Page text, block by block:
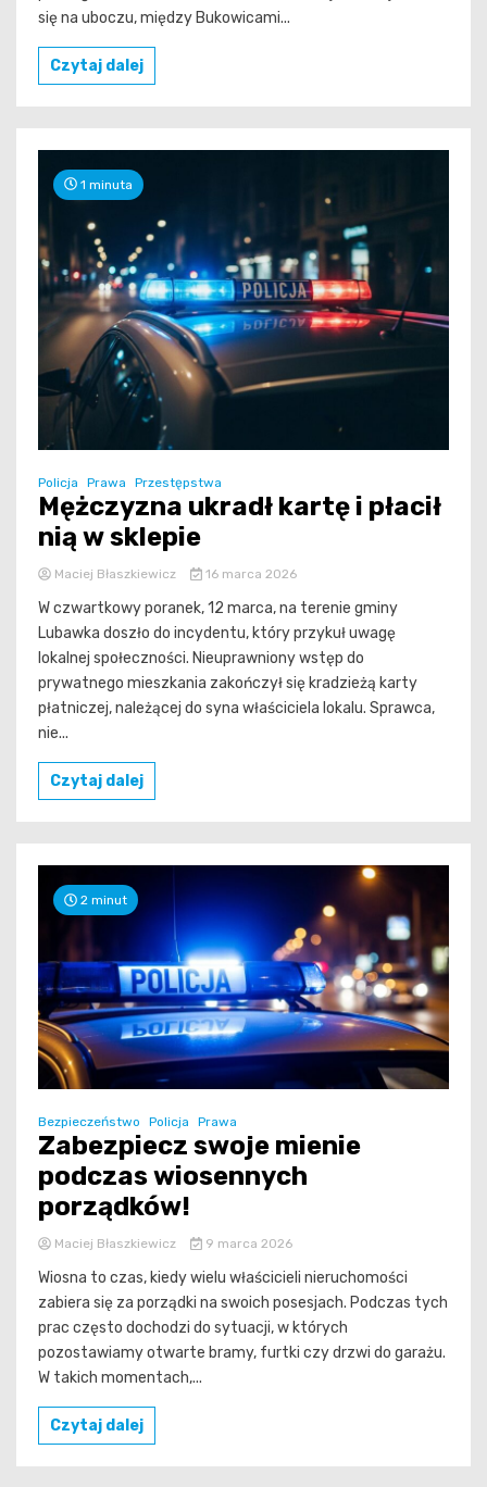
się na uboczu, między Bukowicami...
Czytaj dalej
1 minuta
Policja Prawa Przestępstwa
Mężczyzna ukradł kartę i płacił
nią w sklepie
Maciej Błaszkiewicz 16 marca 2026
W czwartkowy poranek, 12 marca, na terenie gminy
Lubawka doszło do incydentu, który przykuł uwagę
lokalnej społeczności. Nieuprawniony wstęp do
prywatnego mieszkania zakończył się kradzieżą karty
płatniczej, należącej do syna właściciela lokalu. Sprawca,
nie...
Czytaj dalej
2 minut
Bezpieczeństwo Policja Prawa
Zabezpiecz swoje mienie
podczas wiosennych
porządków!
Maciej Błaszkiewicz 9 marca 2026
Wiosna to czas, kiedy wielu właścicieli nieruchomości
zabiera się za porządki na swoich posesjach. Podczas tych
prac często dochodzi do sytuacji, w których
pozostawiamy otwarte bramy, furtki czy drzwi do garażu.
W takich momentach,...
Czytaj dalej